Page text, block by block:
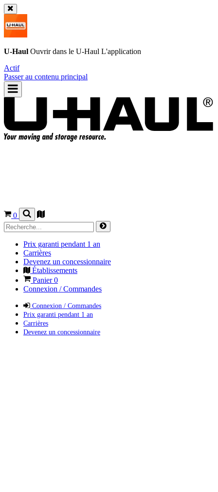
U-Haul Ouvrir dans le U-Haul L'application
Actif
Passer au contenu principal
0
Prix garanti pendant 1 an
Carrières
Devenez un concessionnaire
Établissements
Panier0
Connexion / Commandes
Connexion / Commandes
Prix garanti pendant 1 an
Carrières
Devenez un concessionnaire